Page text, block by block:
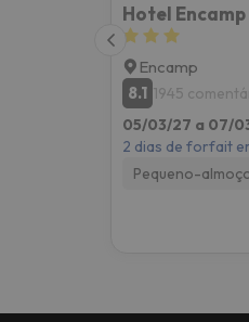
Hotel
Encamp
8.1 1945
05/03/27 a 07/
2 dias de forfait
Pequeno-